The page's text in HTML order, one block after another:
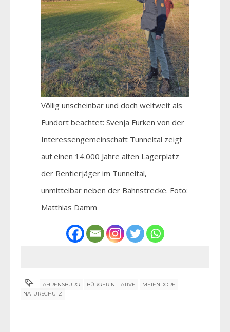
Völlig unscheinbar und doch weltweit als
Fundort beachtet: Svenja Furken von der
Interessengemeinschaft Tunneltal zeigt
auf einen 14.000 Jahre alten Lagerplatz
der Rentierjäger im Tunneltal,
unmittelbar neben der Bahnstrecke. Foto:
Matthias Damm
AHRENSBURG BÜRGERINITIATIVE
MEIENDORF
NATURSCHUTZ